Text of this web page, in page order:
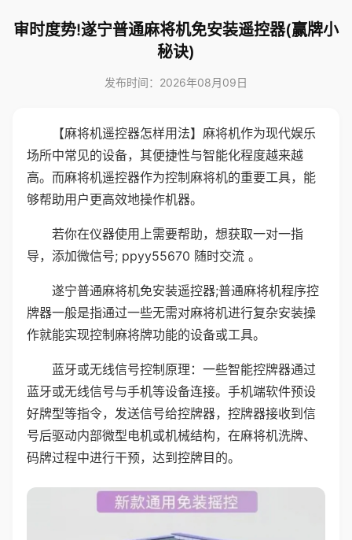
审时度势!遂宁普通麻将机免安装遥控器(赢牌小
秘诀)
发布时间：2026年08月09日
【麻将机遥控器怎样用法】麻将机作为现代娱乐
场所中常见的设备，其便捷性与智能化程度越来越
高。而麻将机遥控器作为控制麻将机的重要工具，能
够帮助用户更高效地操作机器。
若你在仪器使用上需要帮助，想获取一对一指
导，添加微信号; ppyy55670 随时交流 。
遂宁普通麻将机免安装遥控器;普通麻将机程序控
牌器一般是指通过一些无需对麻将机进行复杂安装操
作就能实现控制麻将牌功能的设备或工具。
蓝牙或无线信号控制原理：一些智能控牌器通过
蓝牙或无线信号与手机等设备连接。手机端软件预设
好牌型等指令，发送信号给控牌器，控牌器接收到信
号后驱动内部微型电机或机械结构，在麻将机洗牌、
码牌过程中进行干预，达到控牌目的。